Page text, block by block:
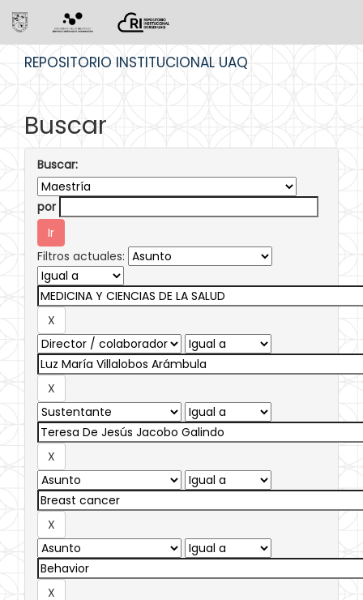
REPOSITORIO INSTITUCIONAL UAQ
Buscar
Buscar:
por
Filtros actuales: